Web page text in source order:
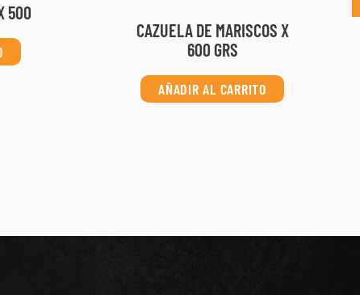
500
CAZUELA DE MARISCOS X
600 GRS
AÑADIR AL CARRITO